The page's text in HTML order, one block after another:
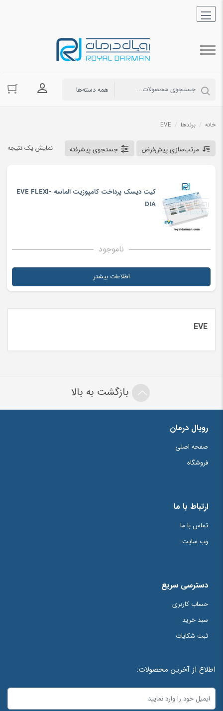
ورود به
خانه / برندها /
EVE
نمایش یک نتیجه مرتب‌سازی پیش‌فرض جستجوی پیشرفته
کیت دیسک پرداخت کامپوزیت الماسه EVE FLEXI-
DIA
ناموجود
اطلاعات بیشتر
EVE
بازگشت به بالا
رویال درمان
صفحه اصلی
فروشگاه
ارتباط با ما
تماس با ما
وب سایت
دسترسی سریع
حساب کاربری
سبد خرید
ثبت شکایات
اطلاع از آخرین محصولات: